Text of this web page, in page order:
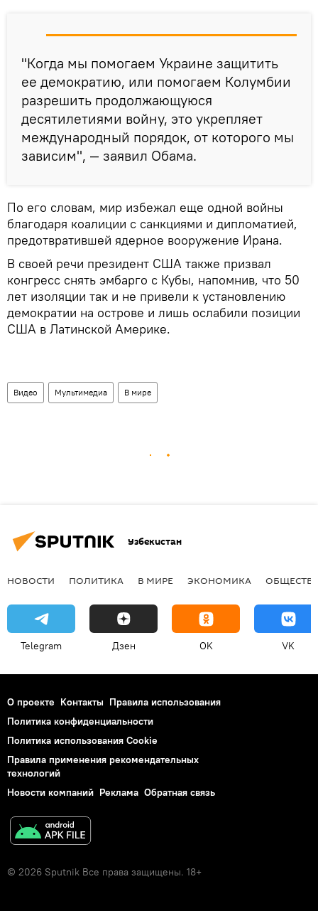
"Когда мы помогаем Украине защитить
ее демократию, или помогаем Колумбии
разрешить продолжающуюся
десятилетиями войну, это укрепляет
международный порядок, от которого мы
зависим", — заявил Обама.
По его словам, мир избежал еще одной войны
благодаря коалиции с санкциями и дипломатией,
предотвратившей ядерное вооружение Ирана.
В своей речи президент США также призвал
конгресс снять эмбарго с Кубы, напомнив, что 50
лет изоляции так и не привели к установлению
демократии на острове и лишь ослабили позиции
США в Латинской Америке.
Видео Мультимедиа В мире
Узбекистан
НОВОСТИ ПОЛИТИКА В МИРЕ ЭКОНОМИКА
Telegram Дзен OK VK
О проекте Контакты Правила использования
Политика конфиденциальности
Политика использования Cookie
Правила применения рекомендательных
технологий
Новости компаний Реклама Обратная связь
© 2026 Sputnik Все права защищены. 18+